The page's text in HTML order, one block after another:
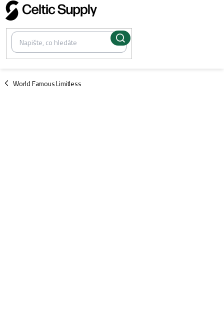
Přejít
na
obsah
World Famous Limitless
/